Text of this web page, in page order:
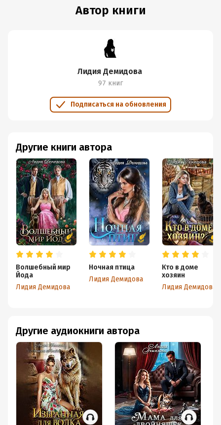
Автор книги
Лидия Демидова
97 книг
Подписаться на обновления
Другие книги автора
Волшебный мир
Йода
Лидия Демидова
Ночная птица
Лидия Демидова
Кто в доме
хозяин
Лидия Демидова
Другие аудиокниги автора